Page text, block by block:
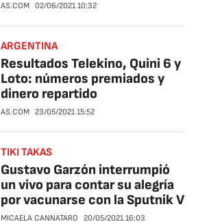
AS.COM 02/06/2021 10:32
ARGENTINA
Resultados Telekino, Quini 6 y
Loto: números premiados y
dinero repartido
AS.COM 23/05/2021 15:52
TIKI TAKAS
Gustavo Garzón interrumpió
un vivo para contar su alegría
por vacunarse con la Sputnik V
MICAELA CANNATARO 20/05/2021 16:03